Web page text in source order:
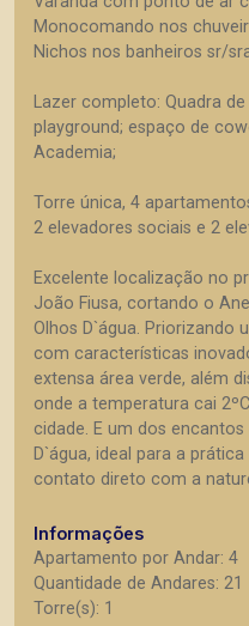
Monocomando nos
Nichos nos banheiros sr/
Lazer completo: Quadra
playground; espaço de
Academia;
Torre única, 4
2 elevadores sociais e 2
Excelente localização no
João Fiusa, cortando o
Olhos D`água. Priorizando
com características
extensa área verde, além
onde a temperatura cai
cidade. E um dos
D`água, ideal para a
contato direto com a
Informações
Apartamento por Andar: 4
Quantidade de Andares: 21
Torre(s): 1